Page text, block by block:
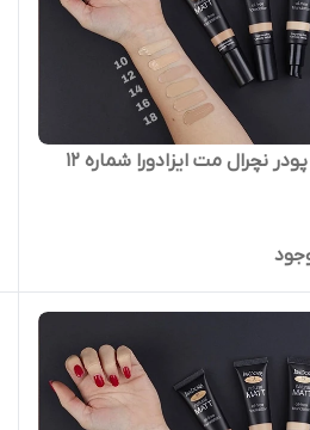
نچرال مت ایزادورا شماره 12